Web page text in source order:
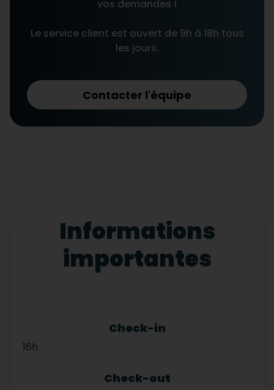
vos demandes !
Le service client est ouvert de 9h à 18h tous
les jours.
Contacter l'équipe
Informations
importantes
Check-in
16h
Check-out